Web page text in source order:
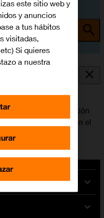
la actividad de las
que guarde información
han tenido acceso en el
este sitio web y
y anuncios
a tus hábitos
visitadas,
Si quieres
a nuestra